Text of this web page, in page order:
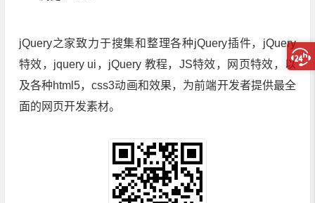
jQuery之家致力于搜集和整理各种jQuery插件，jQuery
特效，jquery ui，jQuery 教程，JS特效，网页特效，以
及各种html5，css3动画和效果，为前端开发者提供最全
面的网页开发素材。